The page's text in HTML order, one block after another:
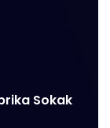
Sokak